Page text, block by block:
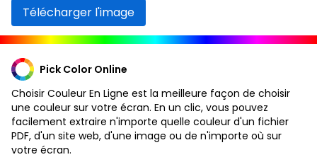
Télécharger l'image
Pick Color Online
Choisir Couleur En Ligne est la meilleure façon de choisir
une couleur sur votre écran. En un clic, vous pouvez
facilement extraire n'importe quelle couleur d'un fichier
PDF, d'un site web, d'une image ou de n'importe où sur
votre écran.